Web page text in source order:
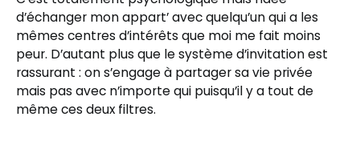
d’échanger mon appart’ avec quelqu’un qui a les
mêmes centres d’intérêts que moi me fait moins
peur. D’autant plus que le système d’invitation est
rassurant : on s’engage à partager sa vie privée
mais pas avec n’importe qui puisqu’il y a tout de
même ces deux filtres.